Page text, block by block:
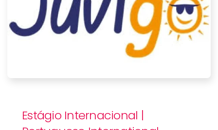
Estágio Internacional |